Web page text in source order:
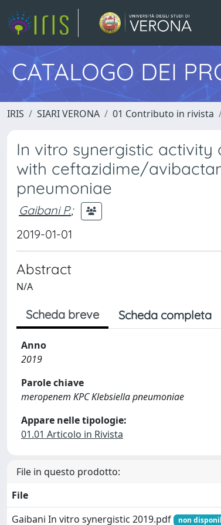
CATALOGO DEI
IRIS SIARI VERONA 01 Contributo in rivista
In vitro synergistic
with ceftazidime/
pneumoniae
Gaibani P.;
2019-01-01
Abstract
N/A
Scheda breve Scheda completa
Anno
2019
Parole chiave
meropenem KPC Klebsiella pneumoniae
Appare nelle tipologie:
01.01 Articolo in Rivista
File in questo prodotto:
File
Gaibani In vitro synergistic 2019.pdf
non